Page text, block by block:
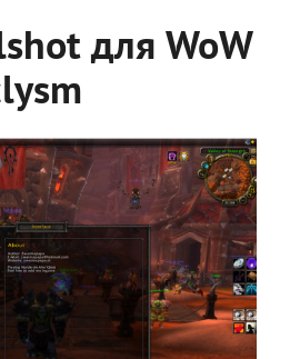
для WoW